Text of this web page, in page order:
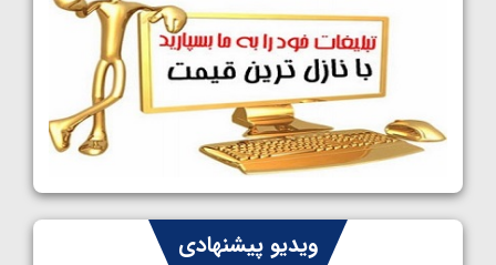
کشتی آزاد نوجوانان جهان؛ رقبای نمایندگان
ایران مشخص شدند
1405/05/08
کشتی فرنگی نوجوانان جهان؛ سکوی تیمی
سوم برای ایران
1405/05/07
ایران چشم به راه چهار مدال در پنج وزن دوم
کشتی فرنگی نوجوانان جهانویدیو پیشنهادی